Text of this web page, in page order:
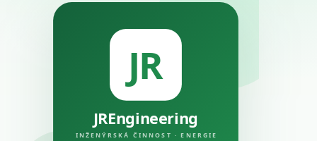
JR
JREngineering
INŽENÝRSKÁ ČINNOST · ENERGIE